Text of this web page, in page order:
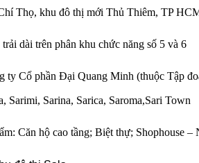
Thọ, khu đô thị mới Thủ Thiêm, TP
dài trên phân khu chức năng số 5 và 6
ty Cổ phần Đại Quang Minh (thuộc Tập
Sarimi, Sarina, Sarica, Saroma,Sari Town
Căn hộ cao tầng; Biệt thự; Shophouse –